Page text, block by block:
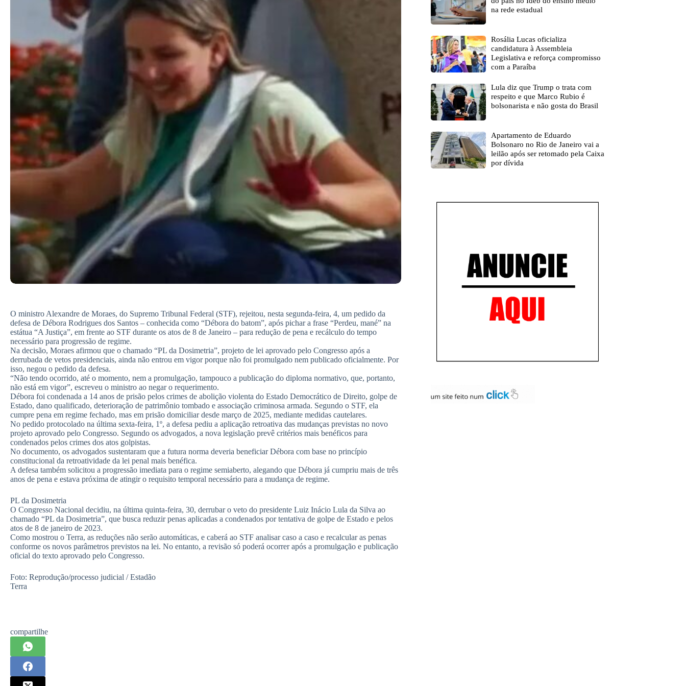
O ministro Alexandre de Moraes, do Supremo Tribunal Federal (STF), rejeitou, nesta segunda-feira, 4, um pedido da
defesa de Débora Rodrigues dos Santos – conhecida como “Débora do batom”, após pichar a frase “Perdeu, mané” na
estátua “A Justiça”, em frente ao STF durante os atos de 8 de Janeiro – para redução de pena e recálculo do tempo
necessário para progressão de regime.
Na decisão, Moraes afirmou que o chamado “PL da Dosimetria”, projeto de lei aprovado pelo Congresso após a
derrubada de vetos presidenciais, ainda não entrou em vigor porque não foi promulgado nem publicado oficialmente. Por
isso, negou o pedido da defesa.
“Não tendo ocorrido, até o momento, nem a promulgação, tampouco a publicação do diploma normativo, que, portanto,
não está em vigor”, escreveu o ministro ao negar o requerimento.
Débora foi condenada a 14 anos de prisão pelos crimes de abolição violenta do Estado Democrático de Direito, golpe de
Estado, dano qualificado, deterioração de patrimônio tombado e associação criminosa armada. Segundo o STF, ela
cumpre pena em regime fechado, mas em prisão domiciliar desde março de 2025, mediante medidas cautelares.
No pedido protocolado na última sexta-feira, 1º, a defesa pediu a aplicação retroativa das mudanças previstas no novo
projeto aprovado pelo Congresso. Segundo os advogados, a nova legislação prevê critérios mais benéficos para
condenados pelos crimes dos atos golpistas.
No documento, os advogados sustentaram que a futura norma deveria beneficiar Débora com base no princípio
constitucional da retroatividade da lei penal mais benéfica.
A defesa também solicitou a progressão imediata para o regime semiaberto, alegando que Débora já cumpriu mais de três
anos de pena e estava próxima de atingir o requisito temporal necessário para a mudança de regime.
PL da Dosimetria
O Congresso Nacional decidiu, na última quinta-feira, 30, derrubar o veto do presidente Luiz Inácio Lula da Silva ao
chamado “PL da Dosimetria”, que busca reduzir penas aplicadas a condenados por tentativa de golpe de Estado e pelos
atos de 8 de janeiro de 2023.
Como mostrou o Terra, as reduções não serão automáticas, e caberá ao STF analisar caso a caso e recalcular as penas
conforme os novos parâmetros previstos na lei. No entanto, a revisão só poderá ocorrer após a promulgação e publicação
oficial do texto aprovado pelo Congresso.
Foto: Reprodução/processo judicial / Estadão
Terra
compartilhe
na rede estadual
Rosália Lucas oficializa
candidatura à Assembleia
Legislativa e reforça compromisso
com a Paraíba
Lula diz que Trump o trata com
respeito e que Marco Rubio é
bolsonarista e não gosta do Brasil
Apartamento de Eduardo
Bolsonaro no Rio de Janeiro vai a
leilão após ser retomado pela Caixa
por dívida